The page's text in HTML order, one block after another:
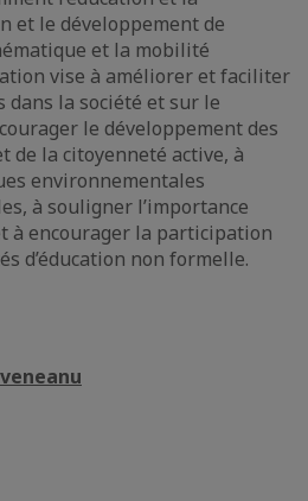
et le développement de
et la mobilité
vise à améliorer et faciliter
dans la société et sur le
le développement des
de la citoyenneté active, à
environnementales
à souligner l’importance
à encourager la participation
d’éducation non formelle.